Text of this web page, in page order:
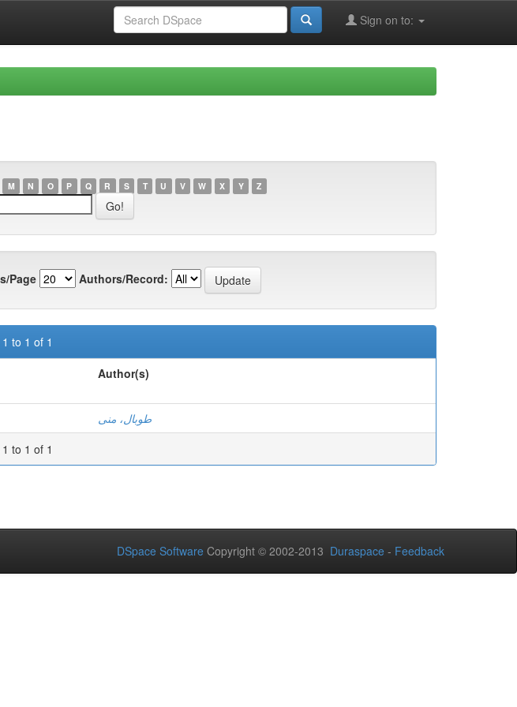
Sign on to:
M N O P Q R S T U V W X Y Z
Page Authors/Record:
to 1 of 1
Author(s)
طوبال، منى
to 1 of 1
DSpace Software Copyright © 2002-2013 Duraspace - Feedback